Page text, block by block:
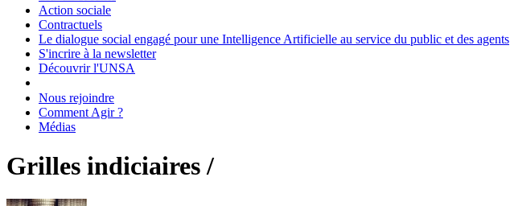
Action sociale
Contractuels
Le dialogue social engagé pour une Intelligence Artificielle au service du public et des agents
S'incrire à la newsletter
Découvrir l'UNSA
Nous rejoindre
Comment Agir ?
Médias
Grilles indiciaires /